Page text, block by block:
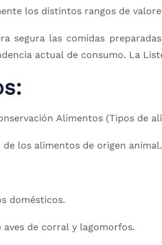
los distintos rangos de
segura las comidas
actual de consumo. La
Alimentos (Tipos de
de los alimentos de origen animal.
domésticos.
aves de corral y lagomorfos.